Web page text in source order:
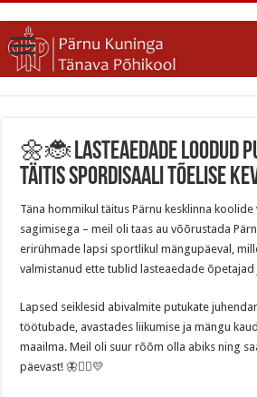
🌼🐞 Lasteaedade loodud
täitis spordisaali tõelise
Täna hommikul täitus Pärnu kesklinna
sagimisega – meil oli taas au võõrustada
erirühmade lapsi sportlikul mängupäeval,
valmistanud ette tublid lasteaedade õpetajad
Lapsed seiklesid abivalmite putukate
töötubade, avastades liikumise ja mängu
maailma. Meil oli suur rõõm olla abiks ning
päevast! 🦋🏃‍♂️💛